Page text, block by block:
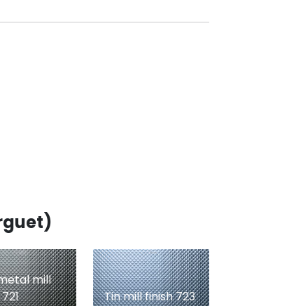
mill
Tin mill finish 723